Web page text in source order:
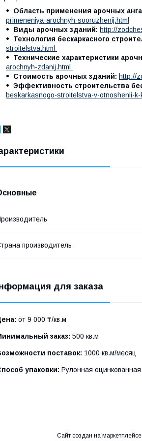
Область применения арочных
primeneniya-arochnyh-sooruzhenij.html
Виды арочных зданий: http://
Технология бескаркасного
stroitelstva.html
Технические х арактеристики
arochnyh-zdanij.html
Стоимость арочных зданий: http://
Эффективность строительства
beskarkasnogo-stroitelstva-v-otnoshenii-k-
производитель
для заказа
от 9 000 ₸/кв.м
заказ: 500 кв.м
поставок: 1000 кв.м/месяц
упаковки: Рулонная
Сайт создан на маркетплейсе